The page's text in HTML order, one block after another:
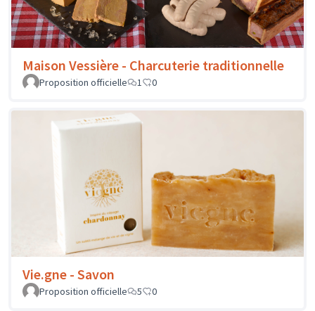
Maison Vessière - Charcuterie traditionnelle
Proposition officielle 1 0
Vie.gne - Savon
Proposition officielle 5 0